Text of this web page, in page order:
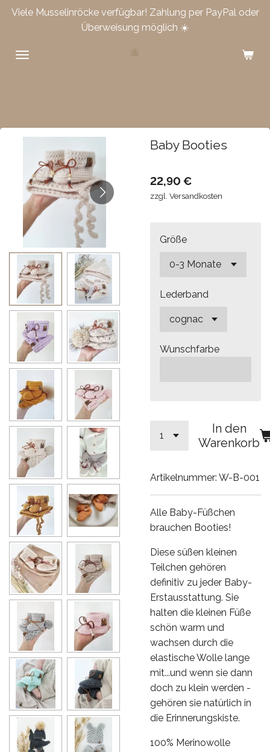
Zum
Viele Musselinröcke verfügbar! Zahlung per PayPal oder
Überweisung möglich ☀️
Baby Booties
22,90 €
zzgl. Versandkosten
Größe
Lederband
Wunschfarbe
In den
Warenkorb
Artikelnummer: W-B-001
Alle Baby-Füßchen
brauchen Booties!
Diese süßen kleinen
Teilchen gehören
definitiv zu jeder Baby-
Erstausstattung. Sie
halten die kleinen Füße
schön warm und
wachsen durch die
elastische Wolle lange
mit...und wenn sie dann
doch zu klein werden -
gehören sie natürlich in
die Erinnerungskiste.
100% Merinowolle